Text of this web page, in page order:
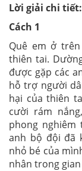
Lời giải chi tiết:
Cách 1
Quê em ở
thiên tai.
được gặp các
hỗ trợ người
hại của thiên
cười rám
phong nghiêm
anh bộ đội đã
nhỏ bé của
nhân trong